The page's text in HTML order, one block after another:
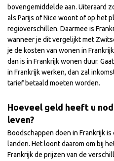
bovengemiddelde aan. Uiteraard
als Parijs of Nice woont of op het
regioverschillen. Daarmee is
wanneer je dit vergelijkt met
je de kosten van wonen in
dan is in Frankrijk wonen duur.
in Frankrijk werken, dan zal
tarief betaald moeten worden.
Hoeveel geld heeft u
leven?
Boodschappen doen in Frankrijk is
landen. Het loont daarom om bij
Frankrijk de prijzen van de